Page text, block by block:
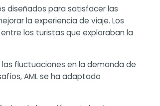
diseñados para satisfacer las
la experiencia de viaje. Los
los turistas que exploraban la
fluctuaciones en la demanda de
AML se ha adaptado